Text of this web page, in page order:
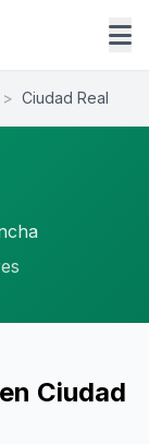
> Ciudad Real
Ciudad